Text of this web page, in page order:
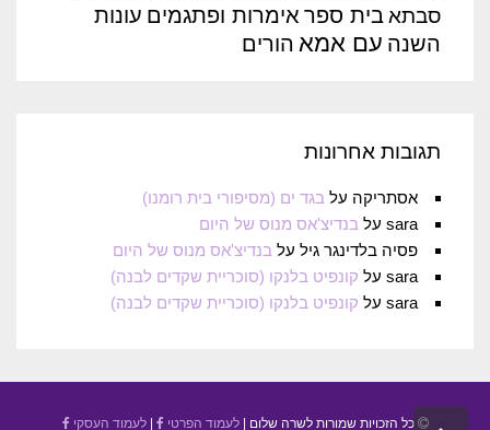
סבתא בית ספר אימרות ופתגמים עונות
השנה עם אמא הורים
תגובות אחרונות
אסתריקה על בגד ים (מסיפורי בית רומנו)
sara על בנדיצ'אס מנוס של היום
פסיה בלדינגר גיל על בנדיצ'אס מנוס של היום
sara על קונפיט בלנקו (סוכריית שקדים לבנה)
sara על קונפיט בלנקו (סוכריית שקדים לבנה)
כל הזכויות שמורות לשרה שלום |לעמוד הפרטי |לעמוד העסקי